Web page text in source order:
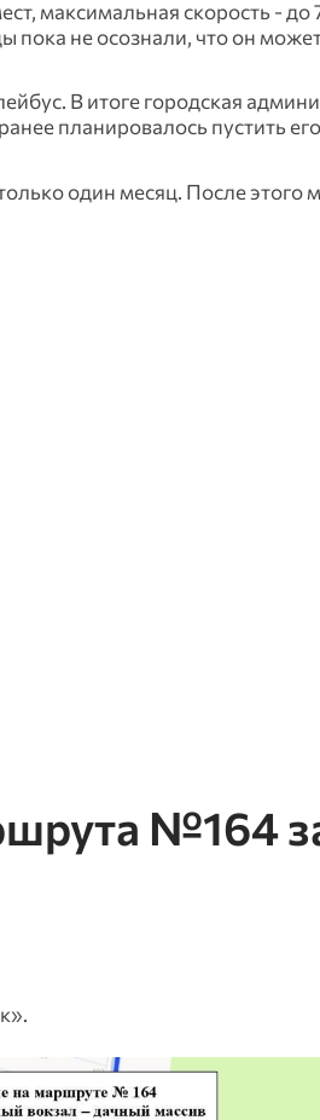
максимальная скорость - до
не осознали, что он может
В итоге городская
планировалось пустить
один месяц. После этого
№164